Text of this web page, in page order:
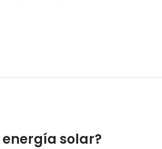
solar?